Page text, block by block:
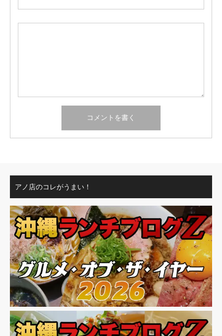
アノ店のコレがうまい！